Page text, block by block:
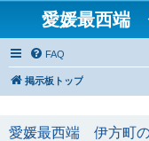
愛媛最西端
FAQ
掲示板トップ
愛媛最西端 伊方町